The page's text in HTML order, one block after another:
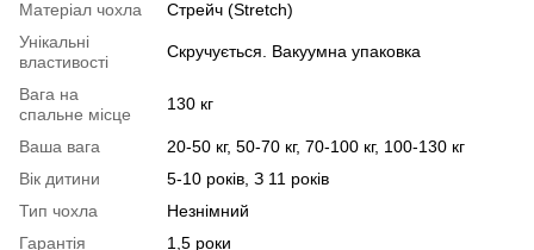
Матеріал чохла
Стрейч (Stretch)
Унікальні
властивості
Скручується. Вакуумна упаковка
Вага на
спальне місце
130 кг
Ваша вага
20-50 кг, 50-70 кг, 70-100 кг, 100-130 кг
Вік дитини
5-10 років, З 11 років
Тип чохла
Незнімний
Гарантія
1,5 роки